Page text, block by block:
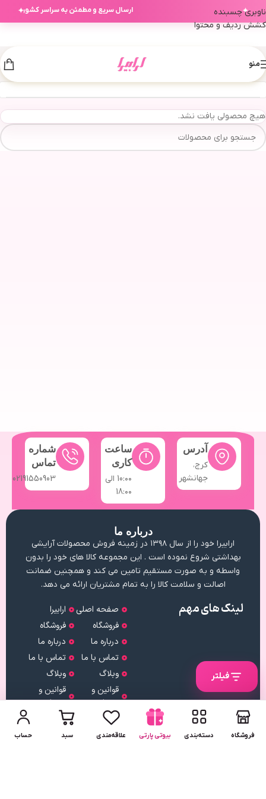
✦ ارسال سریع و مطمئن به سراسر کشور✦
ناوبری چسبنده
کشش ردیف و محتوا
منو
هیچ محصولی یافت نشد.
آدرس
کرج،
جهانشهر
ساعت
کاری
10:۰۰ الی
18:۰۰
شماره
تماس
02191550903
لینک های مهم
صفحه اصلی
فروشگاه
درباره ما
تماس با ما
وبلاگ
قوانین و
مقررات
ارابیرا
فروشگاه
درباره ما
تماس با ما
وبلاگ
قوانین و
مقررات
درباره ما
ارابیرا خود را از سال ۱۳۹۸ در زمینه فروش محصولات آرایشی
بهداشتی شروع نموده است . این مجموعه کالا های خود را بدون
واسطه و به صورت مستقیم تامین می کند و همچنین ضمانت
اصالت و سلامت کالا را به تمام مشتریان ارائه می دهد.
دریافت نماد اعتماد
فیلتر
فروشگاه دسته‌بندی بیوتی پارتی علاقه‌مندی سبد حساب